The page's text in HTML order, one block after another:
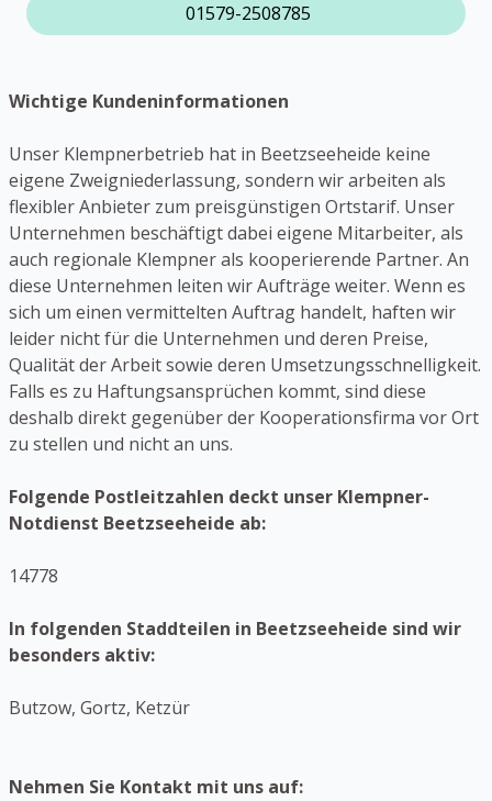
01579-2508785
Wichtige Kundeninformationen
Unser Klempnerbetrieb hat in Beetzseeheide keine
eigene Zweigniederlassung, sondern wir arbeiten als
flexibler Anbieter zum preisgünstigen Ortstarif. Unser
Unternehmen beschäftigt dabei eigene Mitarbeiter, als
auch regionale Klempner als kooperierende Partner. An
diese Unternehmen leiten wir Aufträge weiter. Wenn es
sich um einen vermittelten Auftrag handelt, haften wir
leider nicht für die Unternehmen und deren Preise,
Qualität der Arbeit sowie deren Umsetzungsschnelligkeit.
Falls es zu Haftungsansprüchen kommt, sind diese
deshalb direkt gegenüber der Kooperationsfirma vor Ort
zu stellen und nicht an uns.
Folgende Postleitzahlen deckt unser Klempner-
Notdienst Beetzseeheide ab:
14778
In folgenden Staddteilen in Beetzseeheide sind wir
besonders aktiv:
Butzow, Gortz, Ketzür
Nehmen Sie Kontakt mit uns auf: